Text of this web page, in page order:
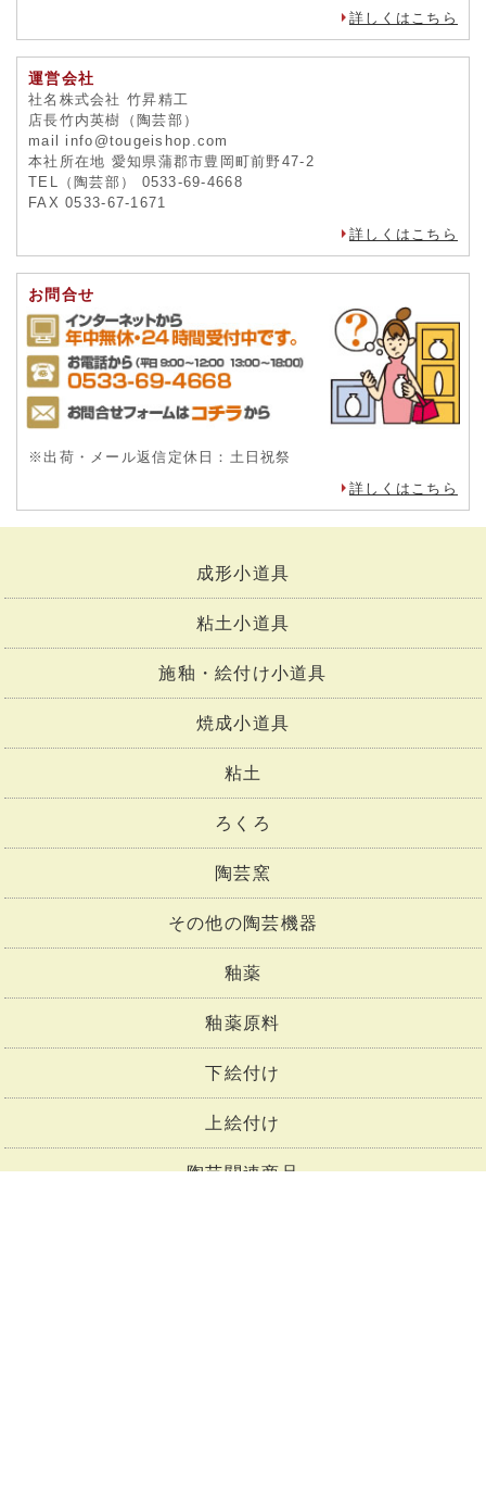
詳しくはこちら
運営会社
社名株式会社 竹昇精工
店長竹内英樹（陶芸部）
mail info@tougeishop.com
本社所在地 愛知県蒲郡市豊岡町前野47-2
TEL（陶芸部） 0533-69-4668
FAX 0533-67-1671
詳しくはこちら
お問合せ
※出荷・メール返信定休日：土日祝祭
詳しくはこちら
成形小道具
粘土小道具
施釉・絵付け小道具
焼成小道具
粘土
ろくろ
陶芸窯
その他の陶芸機器
釉薬
釉薬原料
下絵付け
上絵付け
陶芸関連商品